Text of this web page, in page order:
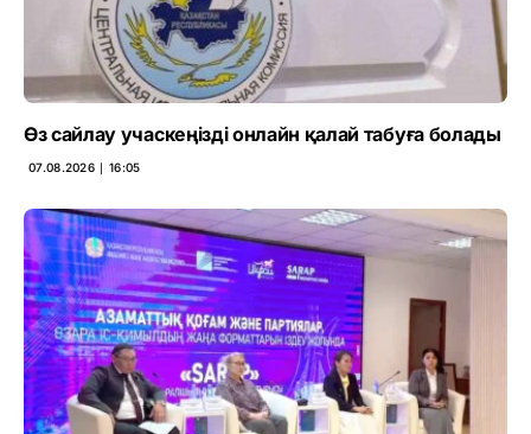
Өз сайлау учаскеңізді онлайн қалай табуға болады
07.08.2026 ∣ 16:05